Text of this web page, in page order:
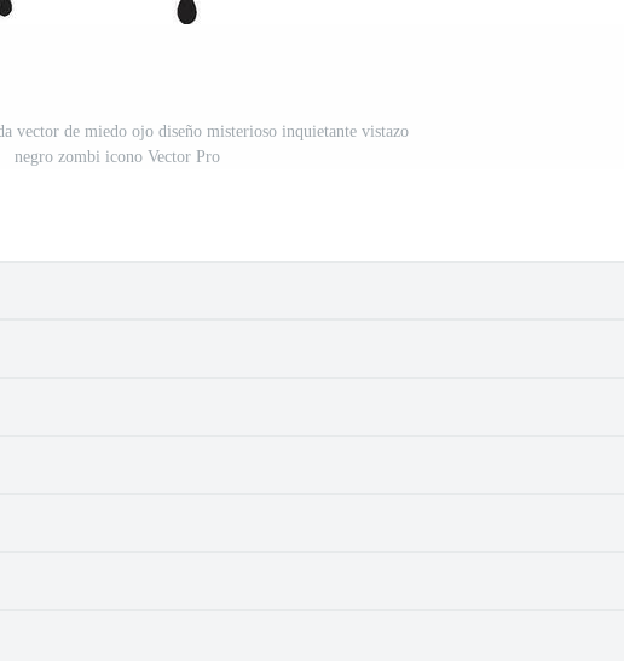
vector de miedo ojo diseño misterioso inquietante vistazo
negro zombi icono Vector Pro